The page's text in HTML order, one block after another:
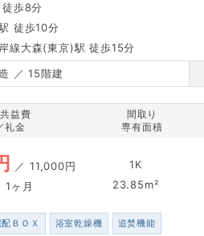
歩8分
徒歩10分
線大森(東京)駅 徒歩15分
／ 15階建
益費
礼金
間取り
専有面積
／ 11,000円
1ヶ月
1K
23.85m²
配ＢＯＸ 浴室乾燥機 追焚機能